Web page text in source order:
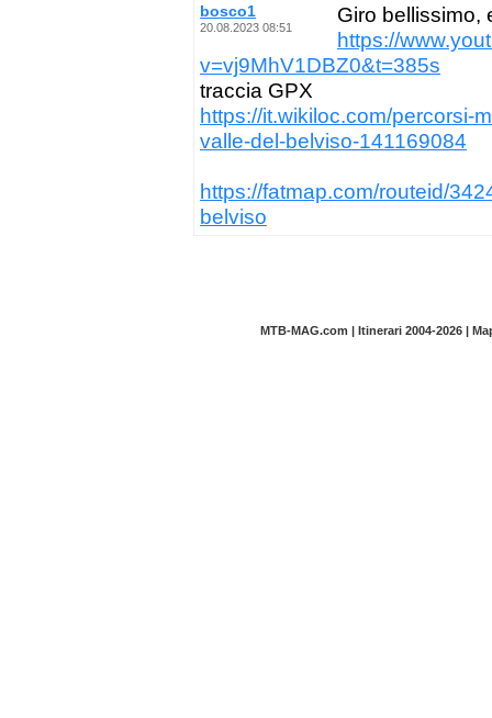
bosco1
20.08.2023 08:51
Giro bellissimo,
https://
v=vj9MhV1DBZ0&t=385s
traccia GPX
https://it.wikiloc.com/percorsi-
valle-del-belviso-141169084
https://fatmap.com/routeid/
belviso
MTB-MAG.com | Itinerari 2004-2026 |